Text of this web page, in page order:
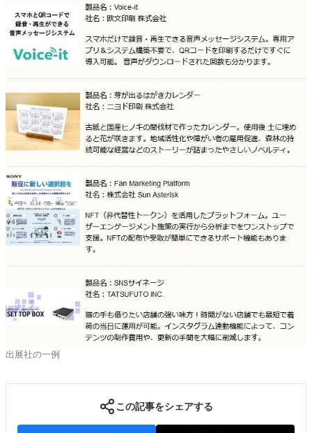
出展社の一例
この記事をシェアする